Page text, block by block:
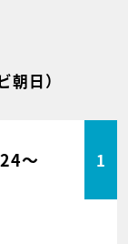
朝日）
～ 1